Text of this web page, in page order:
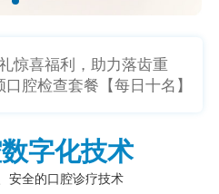
惊喜福利，助力落齿重
口腔检查套餐【每日十名】
字化技术
安全的口腔诊疗技术